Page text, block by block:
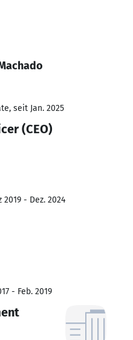
seit Jan. 2025
(CEO)
- Dez. 2024
- Feb. 2019